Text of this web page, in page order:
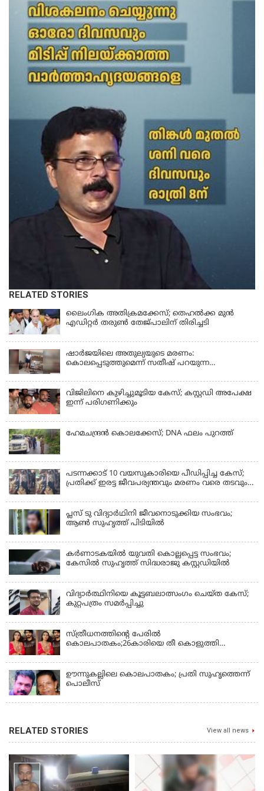
RELATED STORIES
ലൈംഗിക അതിക്രമക്കേസ്; തെഹല്‍ക്ക മുന്‍
എഡിറ്റര്‍ തരുൺ തേജ്പാലിന് തിരിച്ചടി
ഷാർജയിലെ അതുല്യയുടെ മരണം:
കൊലപ്പെടുത്തുമെന്ന് സതീഷ് പറയുന്ന
വിജിലിനെ കുഴിച്ചുമൂടിയ കേസ്; കസ്റ്റഡി അപേക്ഷ
ഇന്ന് പരിഗണിക്കും
ഹേമചന്ദ്രൻ കൊലക്കേസ്; DNA ഫലം പുറത്ത്
പടന്നക്കാട് 10 വയസുകാരിയെ പീഡിപ്പിച്ച കേസ്;
പ്രതിക്ക് ഇരട്ട ജീവപര്യന്തവും മരണം വരെ തടവും
പ്ലസ് ടു വിദ്യാര്‍ഥിനി ജീവനൊടുക്കിയ സംഭവം;
ആണ്‍ സുഹൃത്ത് പിടിയില്‍
കര്‍ണാടകയില്‍ യുവതി കൊല്ലപ്പെട്ട സംഭവം;
കേസില്‍ സുഹൃത്ത് സിദ്ധരാജു കസ്റ്റഡിയില്‍
വിദ്യാർത്ഥിനിയെ കൂട്ടബലാത്സംഗം ചെയ്ത കേസ്;
കുറ്റപത്രം സമര്‍പ്പിച്ചു
സ്ത്രീധനത്തിന്റെ പേരില്‍
കൊലപാതകം;26കാരിയെ തീ കൊളുത്തി
ഊന്നുകല്ലിലെ കൊലപാതകം; പ്രതി സുഹൃത്തെന്ന്
പൊലീസ്
RELATED STORIES View all news